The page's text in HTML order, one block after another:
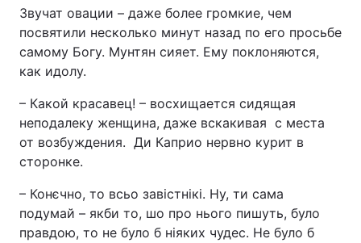
Звучат овации – даже более громкие, чем
посвятили несколько минут назад по его просьбе
самому Богу. Мунтян сияет. Ему поклоняются,
как идолу.
– Какой красавец! – восхищается сидящая
неподалеку женщина, даже вскакивая с места
от возбуждения. Ди Каприо нервно курит в
сторонке.
– Конєчно, то всьо завістнікі. Ну, ти сама
подумай – якби то, шо про нього пишуть, було
правдою, то не було б ніяких чудес. Не було б